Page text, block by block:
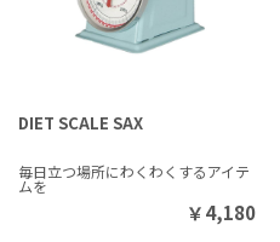
DIET SCALE SAX
毎日立つ場所にわくわくするアイテ
ムを
￥4,180